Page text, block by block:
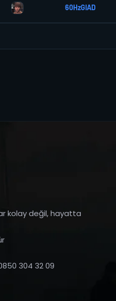
60HzGlAD
kolay değil, hayatta
304 32 09